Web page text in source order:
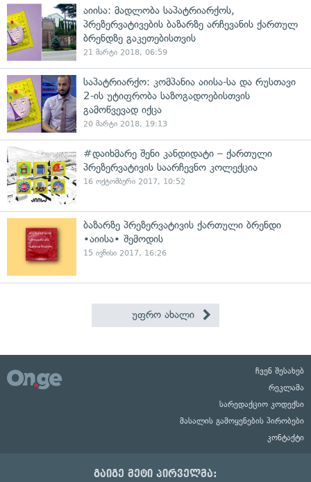
აიისა: მადლობა საპატრიარქოს,
პრეზერვატივების ბაზარზე არჩევანის ქართულ
ბრენდზე გაკეთებისთვის
21 მარტი 2018, 06:59
საპატრიარქო: კომპანია აიისა-სა და რუსთავი
2-ის უტიფრობა საზოგადოებისთვის
გამოწვევად იქცა
20 მარტი 2018, 19:13
#დაიხმარე შენი კანდიდატი – ქართული
პრეზერვატივის საარჩევნო კოლექცია
16 ოქტომბერი 2017, 10:52
ბაზარზე პრეზერვატივის ქართული ბრენდი
•აიისა• შემოდის
15 ივნისი 2017, 16:26
უფრო ახალი
ჩვენ შესახებ
რეკლამა
სარედაქციო კოდექსი
მასალის გამოყენების პირობები
კონტაქტი
გაიგე მეტი პირველმა: